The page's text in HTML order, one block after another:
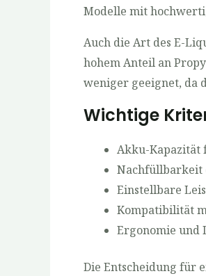
Modelle mit
Auch die Art des E-
hohem Anteil an
weniger geeignet, da
Wichtige
Akku-Kapazität
Nachfüllbarkeit
Einstellbare
Kompatibilität
Ergonomie und
Die Entscheidung für